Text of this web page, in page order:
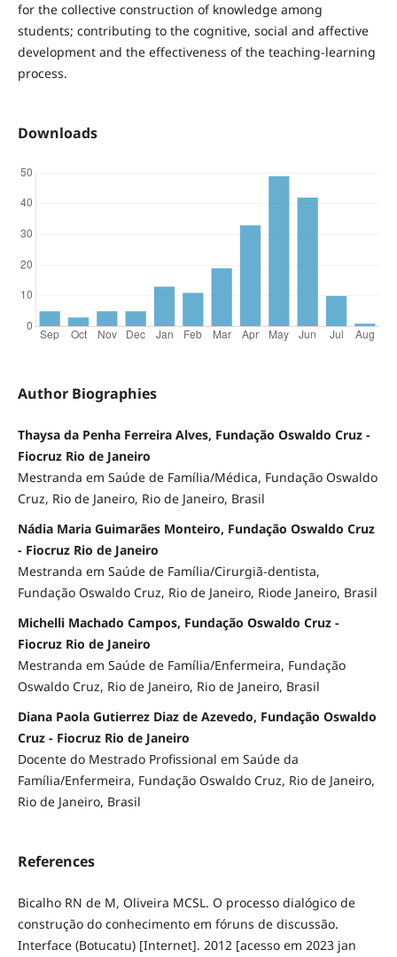
for the collective construction of knowledge among
students; contributing to the cognitive, social and affective
development and the effectiveness of the teaching-learning
process.
Downloads
Author Biographies
Thaysa da Penha Ferreira Alves, Fundação Oswaldo Cruz -
Fiocruz Rio de Janeiro
Mestranda em Saúde de Família/Médica, Fundação Oswaldo
Cruz, Rio de Janeiro, Rio de Janeiro, Brasil
Nádia Maria Guimarães Monteiro, Fundação Oswaldo Cruz
- Fiocruz Rio de Janeiro
Mestranda em Saúde de Família/Cirurgiã-dentista,
Fundação Oswaldo Cruz, Rio de Janeiro, Riode Janeiro, Brasil
Michelli Machado Campos, Fundação Oswaldo Cruz -
Fiocruz Rio de Janeiro
Mestranda em Saúde de Família/Enfermeira, Fundação
Oswaldo Cruz, Rio de Janeiro, Rio de Janeiro, Brasil
Diana Paola Gutierrez Diaz de Azevedo, Fundação Oswaldo
Cruz - Fiocruz Rio de Janeiro
Docente do Mestrado Profissional em Saúde da
Família/Enfermeira, Fundação Oswaldo Cruz, Rio de Janeiro,
Rio de Janeiro, Brasil
References
Bicalho RN de M, Oliveira MCSL. O processo dialógico de
construção do conhecimento em fóruns de discussão.
Interface (Botucatu) [Internet]. 2012 [acesso em 2023 jan